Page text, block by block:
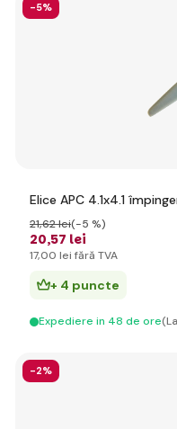
-5%
Elice APC 4.1x4.1
20,57 lei
21,62 lei(-5 %)
17,00 lei fără TVA
+ 4 puncte
Expediere in 48 de ore
-2%